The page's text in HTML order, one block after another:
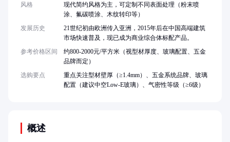
概述
风格
现代简约风格为主，可定制不同表面处理（粉末喷
涂、氟碳喷涂、木纹转印等）
发展历史
21世纪初由欧洲传入亚洲，2015年后在中国高端建筑
市场快速普及，现已成为商业综合体标配产品。
参考价格区间
约800-2000元/平方米（视型材厚度、玻璃配置、五金
品牌而定）
选购要点
重点关注型材壁厚（≥1.4mm）、五金系统品牌、玻璃
配置（建议中空Low-E玻璃）、气密性等级（≥6级）